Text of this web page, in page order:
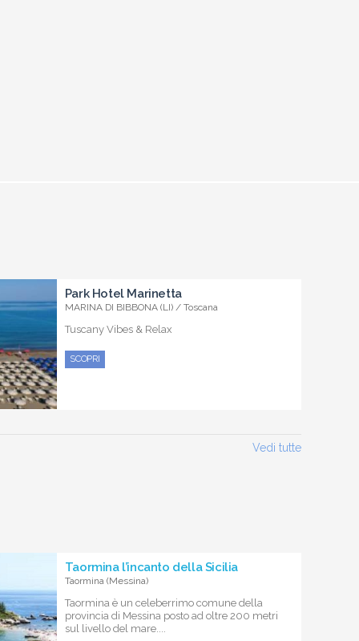
Park Hotel Marinetta
MARINA DI BIBBONA (LI) / Toscana
Tuscany Vibes & Relax
SCOPRI
Vedi tutte
Taormina l’incanto della Sicilia
Taormina (Messina)
Taormina è un celeberrimo comune della
provincia di Messina posto ad oltre 200 metri
sul livello del mare....